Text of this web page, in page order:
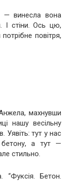
— винесла вона
І стіни. Ось цю,
повітря,
махнувши
нашу весільну
тут у нас
бетону, а тут —
стильно.
Бетон.